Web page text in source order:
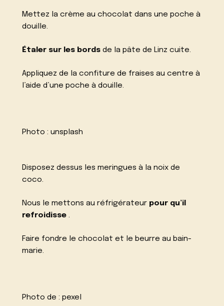
Mettez la crème au chocolat dans une poche à
douille.
Étaler sur les bords de la pâte de Linz cuite.
Appliquez de la confiture de fraises au centre à
l’aide d’une poche à douille.
Photo :unsplash
Disposez dessus les meringues à la noix de
coco.
Nous le mettons au réfrigérateur pour qu’il
refroidisse .
Faire fondre le chocolat et le beurre au bain-
marie.
Photo de :pexel